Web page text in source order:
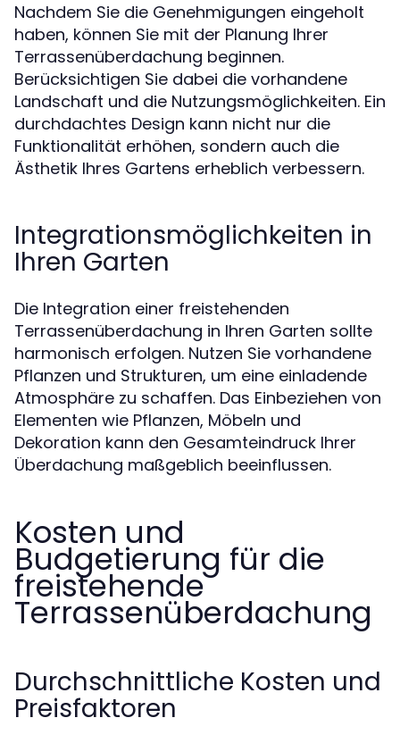
Nachdem Sie die Genehmigungen eingeholt
haben, können Sie mit der Planung Ihrer
Terrassenüberdachung beginnen.
Berücksichtigen Sie dabei die vorhandene
Landschaft und die Nutzungsmöglichkeiten. Ein
durchdachtes Design kann nicht nur die
Funktionalität erhöhen, sondern auch die
Ästhetik Ihres Gartens erheblich verbessern.
Integrationsmöglichkeiten in
Ihren Garten
Die Integration einer freistehenden
Terrassenüberdachung in Ihren Garten sollte
harmonisch erfolgen. Nutzen Sie vorhandene
Pflanzen und Strukturen, um eine einladende
Atmosphäre zu schaffen. Das Einbeziehen von
Elementen wie Pflanzen, Möbeln und
Dekoration kann den Gesamteindruck Ihrer
Überdachung maßgeblich beeinflussen.
Kosten und
Budgetierung für die
freistehende
Terrassenüberdachung
Durchschnittliche Kosten und
Preisfaktoren